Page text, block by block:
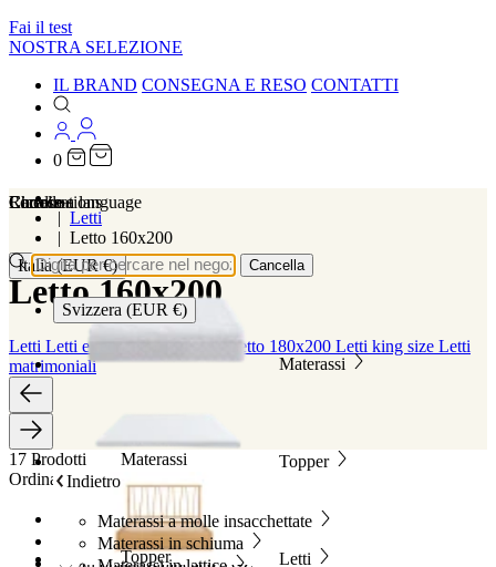
Fai il test
NOSTRA SELEZIONE
IL BRAND CONSEGNA E RESO CONTATTI
0
Materassi
Indietro
Materassi
Materassi a molle insacchettate
Materassi in schiuma
Topper
Topper Letti
Localizations
Italia (EUR €)
Svizzera (EUR €)
Choose a language
Ricerca
Cancella
Carrello
…
Letti
Letto 160x200
Letto 160x200
Letti Letti e reti Letto 180x200 Letti king size Letti
matrimoniali
17 Prodotti
Ordina per
In primo piano
Best seller
In ordine alfabetico, A-Z